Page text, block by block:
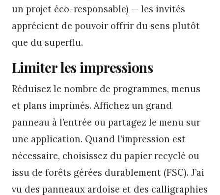
un projet éco-responsable) — les invités
apprécient de pouvoir offrir du sens plutôt
que du superflu.
Limiter les impressions
Réduisez le nombre de programmes, menus
et plans imprimés. Affichez un grand
panneau à l’entrée ou partagez le menu sur
une application. Quand l’impression est
nécessaire, choisissez du papier recyclé ou
issu de forêts gérées durablement (FSC). J’ai
vu des panneaux ardoise et des calligraphies